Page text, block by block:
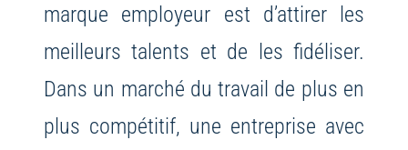
marque employeur est d’attirer les
meilleurs talents et de les fidéliser.
Dans un marché du travail de plus en
plus compétitif, une entreprise avec